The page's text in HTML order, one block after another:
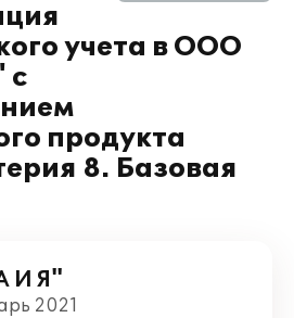
учета в ООО
с
продукта
8. Базовая
И Я"
2021